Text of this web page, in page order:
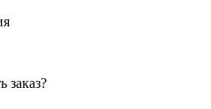
заказ?